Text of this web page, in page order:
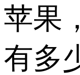
苹果
有多